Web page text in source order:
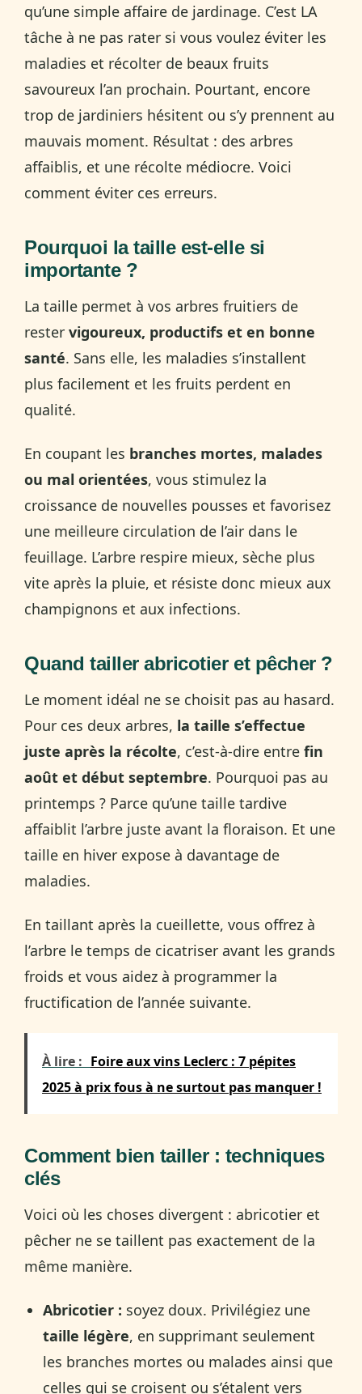
qu’une simple affaire de jardinage. C’est LA
tâche à ne pas rater si vous voulez éviter les
maladies et récolter de beaux fruits
savoureux l’an prochain. Pourtant, encore
trop de jardiniers hésitent ou s’y prennent au
mauvais moment. Résultat : des arbres
affaiblis, et une récolte médiocre. Voici
comment éviter ces erreurs.
Pourquoi la taille est-elle si
importante ?
La taille permet à vos arbres fruitiers de
rester vigoureux, productifs et en bonne
santé. Sans elle, les maladies s’installent
plus facilement et les fruits perdent en
qualité.
En coupant les branches mortes, malades
ou mal orientées, vous stimulez la
croissance de nouvelles pousses et favorisez
une meilleure circulation de l’air dans le
feuillage. L’arbre respire mieux, sèche plus
vite après la pluie, et résiste donc mieux aux
champignons et aux infections.
Quand tailler abricotier et pêcher ?
Le moment idéal ne se choisit pas au hasard.
Pour ces deux arbres, la taille s’effectue
juste après la récolte, c’est-à-dire entre fin
août et début septembre. Pourquoi pas au
printemps ? Parce qu’une taille tardive
affaiblit l’arbre juste avant la floraison. Et une
taille en hiver expose à davantage de
maladies.
En taillant après la cueillette, vous offrez à
l’arbre le temps de cicatriser avant les grands
froids et vous aidez à programmer la
fructification de l’année suivante.
À lire : Foire aux vins Leclerc : 7 pépites
2025 à prix fous à ne surtout pas manquer !
Comment bien tailler : techniques
clés
Voici où les choses divergent : abricotier et
pêcher ne se taillent pas exactement de la
même manière.
Abricotier : soyez doux. Privilégiez une
taille légère, en supprimant seulement
les branches mortes ou malades ainsi que
celles qui se croisent ou s’étalent vers